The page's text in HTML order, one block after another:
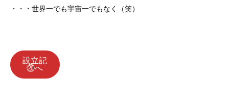
・・・世界一でも宇宙一でもなく（笑）
設立記
⑳へ